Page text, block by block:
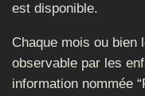
est disponible.
Chaque mois ou bien
observable par les
information nommée